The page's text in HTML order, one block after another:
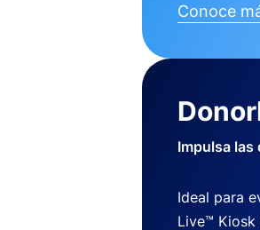
Conoce
Impulsa las
Ideal para
Live™